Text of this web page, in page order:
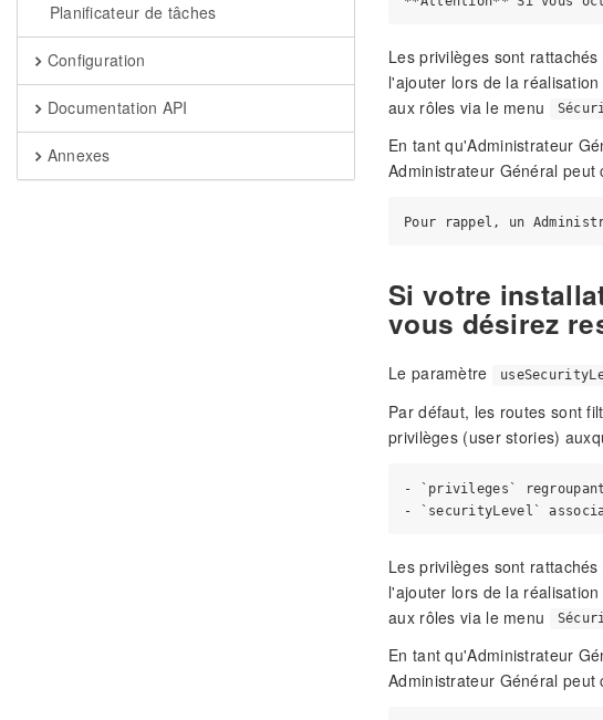
Planificateur de tâches
Configuration
Documentation API
Annexes
Les privilèges sont
l'ajouter lors de la
aux rôles via le menu
En tant qu'Administrateur
Administrateur Général
Si votre
vous désirez
Le paramètre
Par défaut, les routes sont
privilèges (user stories)
- `privileges`
Les privilèges sont
l'ajouter lors de la
aux rôles via le menu
En tant qu'Administrateur
Administrateur Général